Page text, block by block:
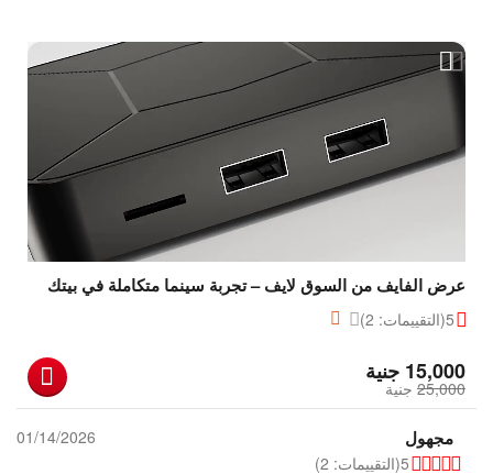
عرض الفايف من السوق لايف – تجربة سينما متكاملة في بيتك
5(التقييمات: 2)
جنية 15,000
جنية 25,000
مجهول
01/14/2026
5(التقييمات: 2)